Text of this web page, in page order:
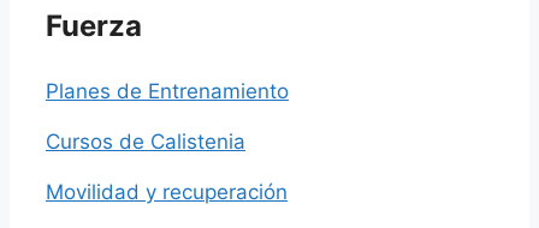
Fuerza
Planes de Entrenamiento
Cursos de Calistenia
Movilidad y recuperación